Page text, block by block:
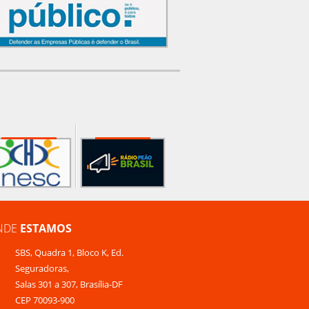
ESTAMOS
SBS, Quadra 1, Bloco K, Ed.
Seguradoras,
Salas 301 a 307, Brasília-DF
CEP 70093-900